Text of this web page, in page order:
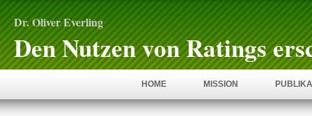
Dr. Oliver Everling
Den Nutzen von Ratings
HOME MISSION